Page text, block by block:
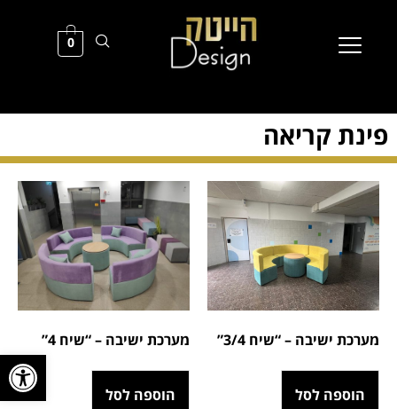
פתח
0
פינת קריאה
מערכת ישיבה – “שיח 3/4”
הוספה לסל
מערכת ישיבה – “שיח 4”
הוספה לסל